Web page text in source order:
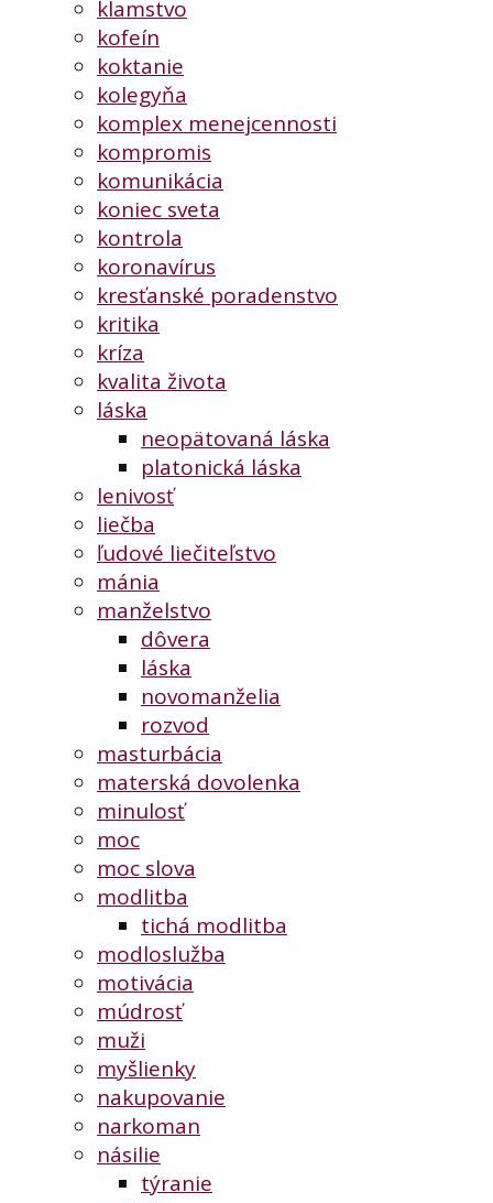
klamstvo
kofeín
koktanie
kolegyňa
komplex menejcennosti
kompromis
komunikácia
koniec sveta
kontrola
koronavírus
kresťanské poradenstvo
kritika
kríza
kvalita života
láska
neopätovaná láska
platonická láska
lenivosť
liečba
ľudové liečiteľstvo
mánia
manželstvo
dôvera
láska
novomanželia
rozvod
masturbácia
materská dovolenka
minulosť
moc
moc slova
modlitba
tichá modlitba
modloslužba
motivácia
múdrosť
muži
myšlienky
nakupovanie
narkoman
násilie
týranie